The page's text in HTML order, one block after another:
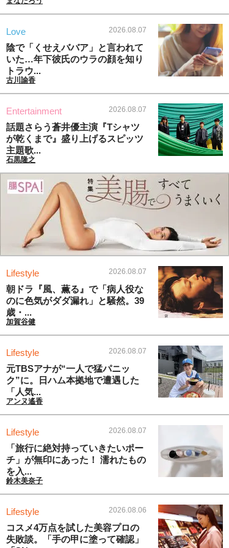
Love 2026.08.07
陰で「くせえババア」と言われて
いた…年下彼氏のウラの顔を知り
トラウ...
古川諭香
Entertainment 2026.08.07
話題さらう蒼井優主演『Tシャツ
が乾くまで』盛り上げるスピッツ
主題歌...
石黒隆之
Lifestyle 2026.08.07
朝ドラ『風、薫る』で「病人役な
のに色気がダダ漏れ」と騒然。39
歳・...
加賀谷健
Lifestyle 2026.08.07
元TBSアナが“一人で猛パニッ
ク”に。日ハム本拠地で遭遇した
「人気...
アンヌ遙香
Lifestyle 2026.08.07
「旅行に絶対持っていきたいポー
チ」が無印にあった！ 濡れたもの
を入...
鈴木美奈子
Lifestyle 2026.08.06
コスメ4万点を試した美容プロの
失敗談。「手の甲に塗って確認」